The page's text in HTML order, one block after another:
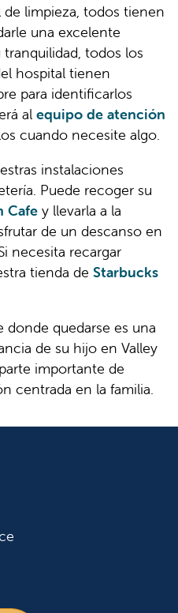
limpieza, todos tienen
una excelente
todos los
hospital tienen
para identificarlos
al equipo de atención
cuando necesite algo.
instalaciones
Puede recoger su
Cafe y llevarla a la
de un descanso en
necesita recargar
tienda de Starbucks
quedarse es una
de su hijo en Valley
importante de
centrada en la familia.